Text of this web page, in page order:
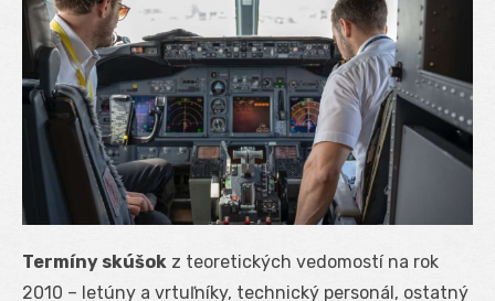
Termíny skúšok z teoretických vedomostí na rok
2010 – letúny a vrtuľníky, technický personál, ostatný